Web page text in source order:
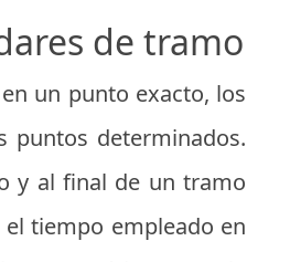
de tramo
un punto exacto, los
puntos determinados.
y al final de un tramo
tiempo empleado en